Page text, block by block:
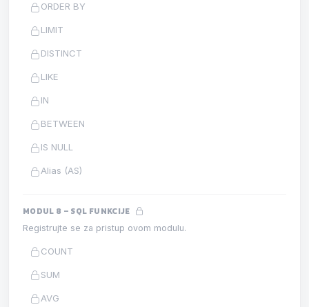
ORDER BY
LIMIT
DISTINCT
LIKE
IN
BETWEEN
IS NULL
Alias (AS)
MODUL 8 – SQL FUNKCIJE
Registrujte se za pristup ovom modulu.
COUNT
SUM
AVG